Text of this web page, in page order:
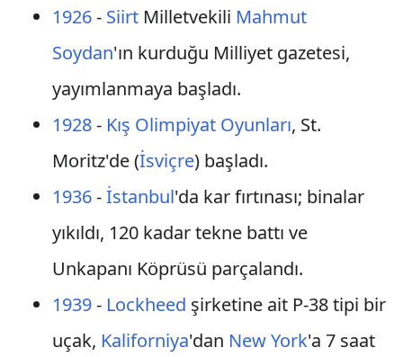
1926- SiirtMilletvekili Mahmut
Soydan'ın kurduğu Milliyet gazetesi,
yayımlanmaya başladı.
1928- Kış Olimpiyat Oyunları, St.
Moritz'de (İsviçre) başladı.
1936-İstanbul'da kar fırtınası; binalar
yıkıldı, 120 kadar tekne battı ve
Unkapanı Köprüsü parçalandı.
1939- Lockheed şirketine ait P-38 tipi bir
uçak, Kaliforniya'dan New York'a 7 saat